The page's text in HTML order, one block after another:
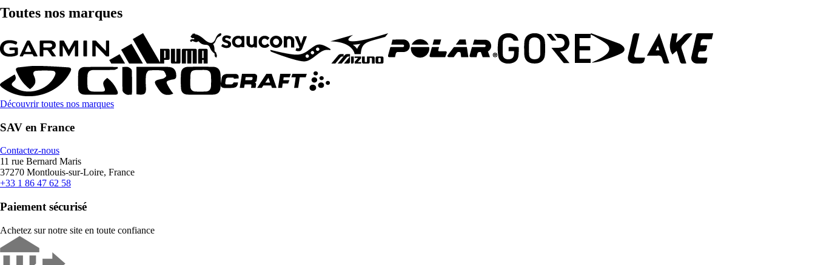
Toutes nos marques
Découvrir toutes nos marques
SAV en France
Contactez-nous
11 rue Bernard Maris
37270 Montlouis-sur-Loire, France
+33 1 86 47 62 58
Paiement sécurisé
Achetez sur notre site en toute confiance